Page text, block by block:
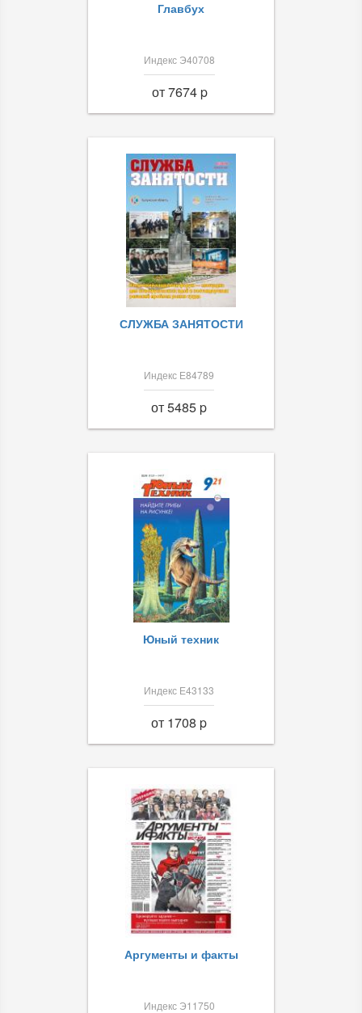
Главбух
Индекс Э40708
от 7674 p
СЛУЖБА ЗАНЯТОСТИ
Индекс Е84789
от 5485 p
Юный техник
Индекс Е43133
от 1708 p
Аргументы и факты
Индекс Э11750